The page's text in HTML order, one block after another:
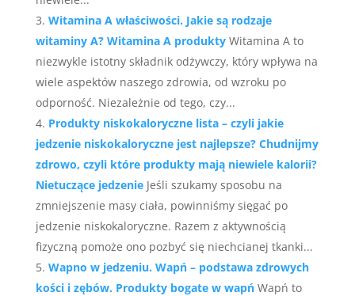
Witamina A właściwości. Jakie są rodzaje
witaminy A? Witamina A produkty Witamina A to
niezwykle istotny składnik odżywczy, który wpływa na
wiele aspektów naszego zdrowia, od wzroku po
odporność. Niezależnie od tego, czy...
Produkty niskokaloryczne lista – czyli jakie
jedzenie niskokaloryczne jest najlepsze? Chudnijmy
zdrowo, czyli które produkty mają niewiele kalorii?
Nietuczące jedzenie Jeśli szukamy sposobu na
zmniejszenie masy ciała, powinniśmy sięgać po
jedzenie niskokaloryczne. Razem z aktywnością
fizyczną pomoże ono pozbyć się niechcianej tkanki...
Wapno w jedzeniu. Wapń – podstawa zdrowych
kości i zębów. Produkty bogate w wapń Wapń to